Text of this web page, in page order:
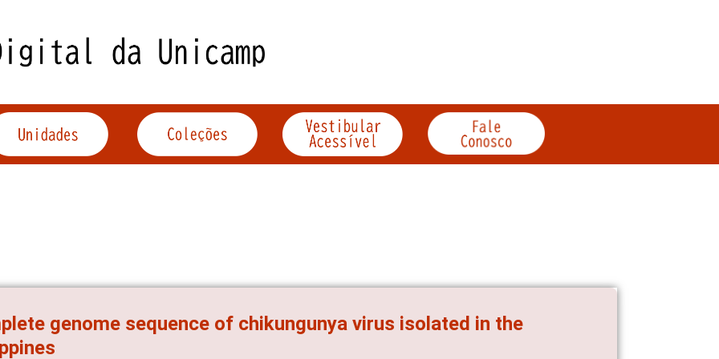
genome sequence of chikungunya virus isolated in the